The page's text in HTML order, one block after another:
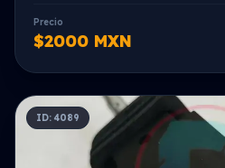
Precio
$2000 MXN
ID: 4089